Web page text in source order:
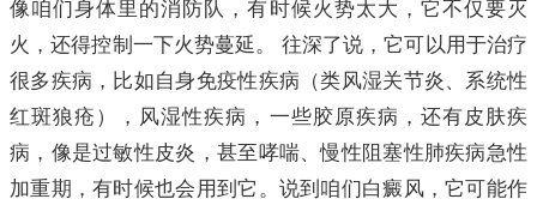
像咱们身体里的消防队，有时候火势太大，它不仅要灭
火，还得控制一下火势蔓延。 往深了说，它可以用于治疗
很多疾病，比如自身免疫性疾病（类风湿关节炎、系统性
红斑狼疮），风湿性疾病，一些胶原疾病，还有皮肤疾
病，像是过敏性皮炎，甚至哮喘、慢性阻塞性肺疾病急性
加重期，有时候也会用到它。说到咱们白癜风，它可能作